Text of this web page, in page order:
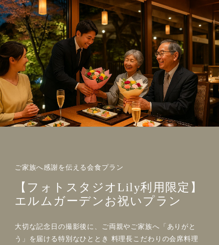
ご家族へ感謝を伝える会食プラン
【フォトスタジオLily利用限定】
エルムガーデンお祝いプラン
大切な記念日の撮影後に、ご両親やご家族へ「ありがと
う」を届ける特別なひととき 料理長こだわりの会席料理